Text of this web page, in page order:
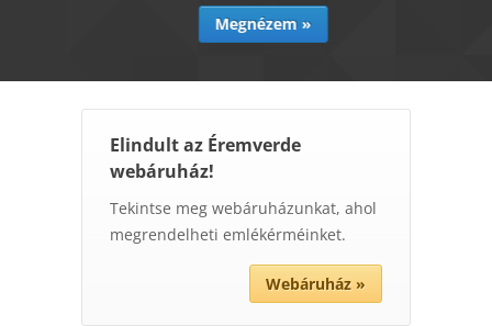
Megnézem »
Elindult az Éremverde
webáruház!
Tekintse meg webáruházunkat, ahol
megrendelheti emlékérméinket.
Webáruház »